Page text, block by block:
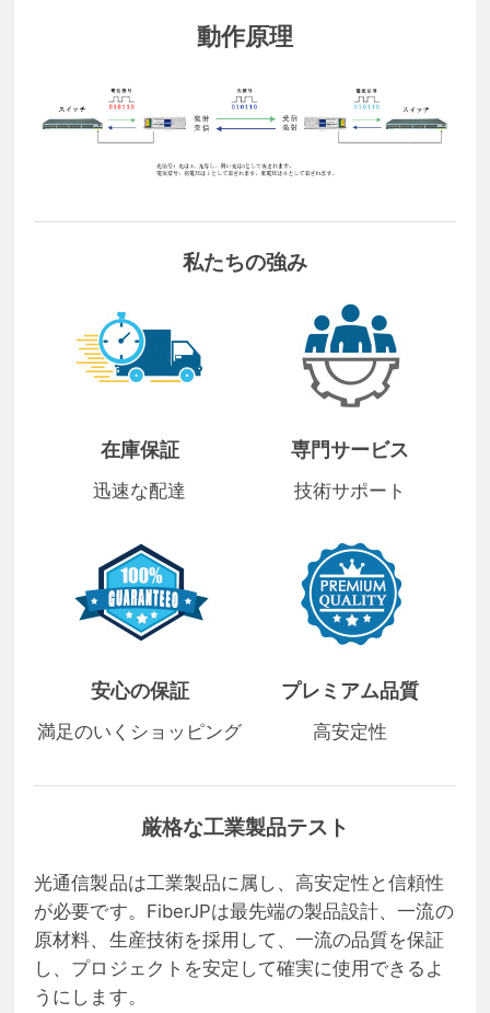
動作原理
私たちの強み
在庫保証
迅速な配達
専門サービス
技術サポート
安心の保証
満足のいくショッピング
プレミアム品質
高安定性
厳格な工業製品テスト
光通信製品は工業製品に属し、高安定性と信頼性
が必要です。FiberJPは最先端の製品設計、一流の
原材料、生産技術を採用して、一流の品質を保証
し、プロジェクトを安定して確実に使用できるよ
うにします。